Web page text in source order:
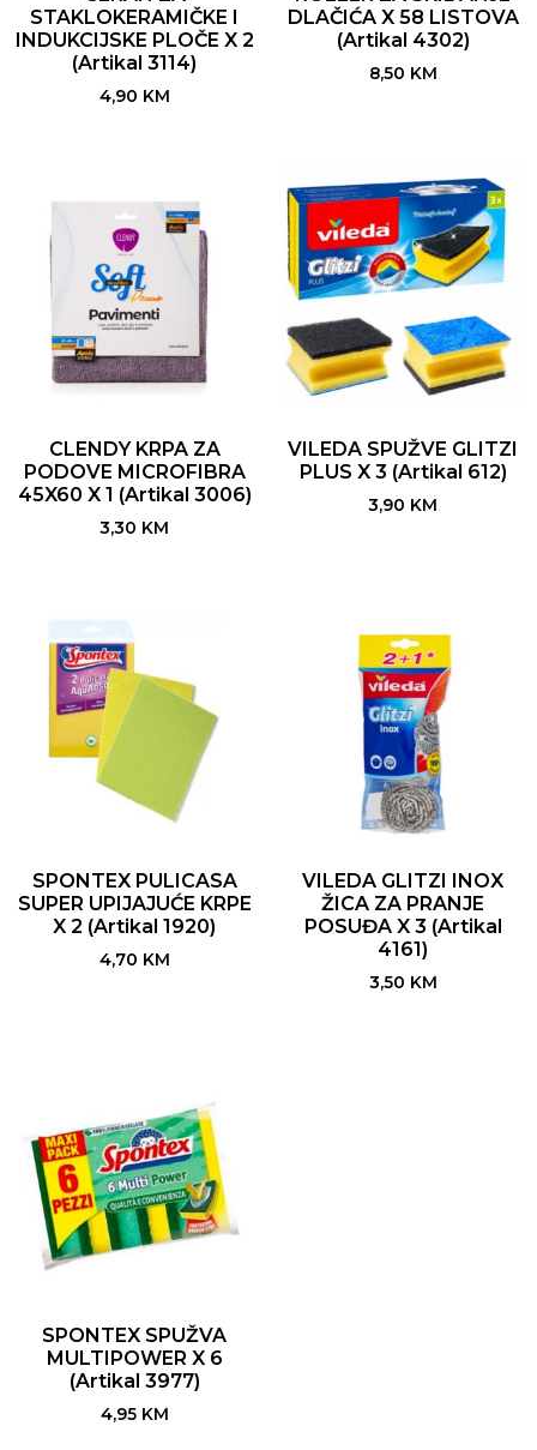
STAKLOKERAMIČKE I
INDUKCIJSKE PLOČE X 2
(Artikal 3114)
4,90 KM
DLAČIĆA X 58 LISTOVA
(Artikal 4302)
8,50 KM
CLENDY KRPA ZA
PODOVE MICROFIBRA
45X60 X 1 (Artikal 3006)
3,30 KM
VILEDA SPUŽVE GLITZI
PLUS X 3 (Artikal 612)
3,90 KM
SPONTEX PULICASA
SUPER UPIJAJUĆE KRPE
X 2 (Artikal 1920)
4,70 KM
VILEDA GLITZI INOX
ŽICA ZA PRANJE
POSUĐA X 3 (Artikal
4161)
3,50 KM
SPONTEX SPUŽVA
MULTIPOWER X 6
(Artikal 3977)
4,95 KM